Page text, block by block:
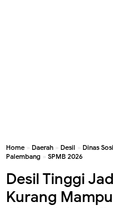
Home » Daerah » Desil » Dinas
Palembang » SPMB 2026
Desil Tinggi
Kurang